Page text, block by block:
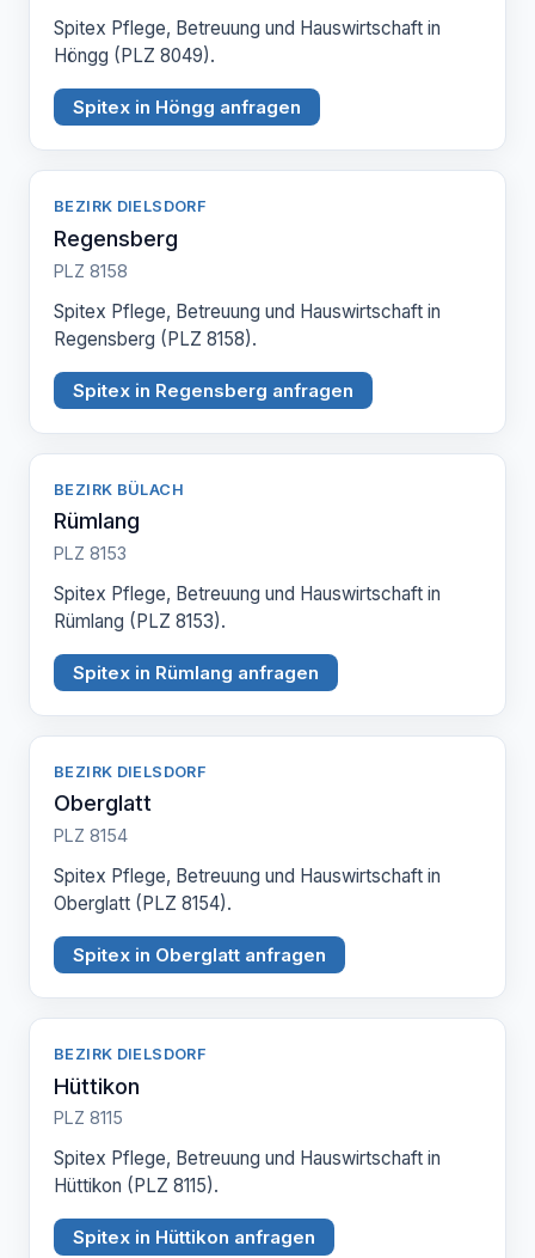
Spitex Pflege, Betreuung und Hauswirtschaft in
Höngg (PLZ 8049).
Spitex in Höngg anfragen
BEZIRK DIELSDORF
Regensberg
PLZ 8158
Spitex Pflege, Betreuung und Hauswirtschaft in
Regensberg (PLZ 8158).
Spitex in Regensberg anfragen
BEZIRK BÜLACH
Rümlang
PLZ 8153
Spitex Pflege, Betreuung und Hauswirtschaft in
Rümlang (PLZ 8153).
Spitex in Rümlang anfragen
BEZIRK DIELSDORF
Oberglatt
PLZ 8154
Spitex Pflege, Betreuung und Hauswirtschaft in
Oberglatt (PLZ 8154).
Spitex in Oberglatt anfragen
BEZIRK DIELSDORF
Hüttikon
PLZ 8115
Spitex Pflege, Betreuung und Hauswirtschaft in
Hüttikon (PLZ 8115).
Spitex in Hüttikon anfragen